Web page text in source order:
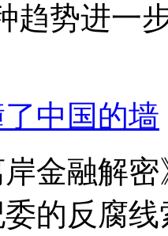
趋势进一
中国的墙
金融解
的反腐